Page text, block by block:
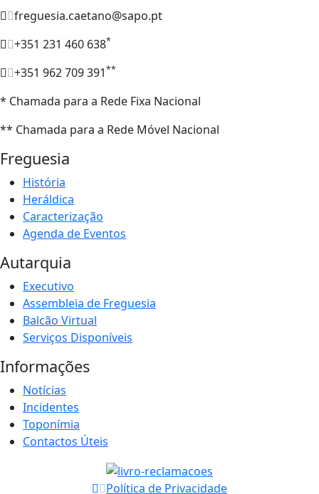
freguesia.caetano@sapo.pt
+351 231 460 638*
+351 962 709 391**
* Chamada para a Rede Fixa Nacional
** Chamada para a Rede Móvel Nacional
Freguesia
História
Heráldica
Caracterização
Agenda de Eventos
Autarquia
Executivo
Assembleia de Freguesia
Balcão Virtual
Serviços Disponíveis
Informações
Notícias
Incidentes
Toponímia
Contactos Úteis
Política de Privacidade